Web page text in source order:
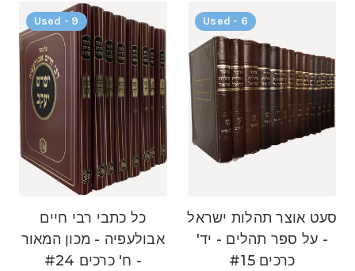
Used - 9
כל כתבי רבי חיים
אבולעפיה - מכון המאור
- ח' כרכים #24
Used - 6
סעט אוצר תהלות ישראל
- על ספר תהלים - יד'
כרכים #15